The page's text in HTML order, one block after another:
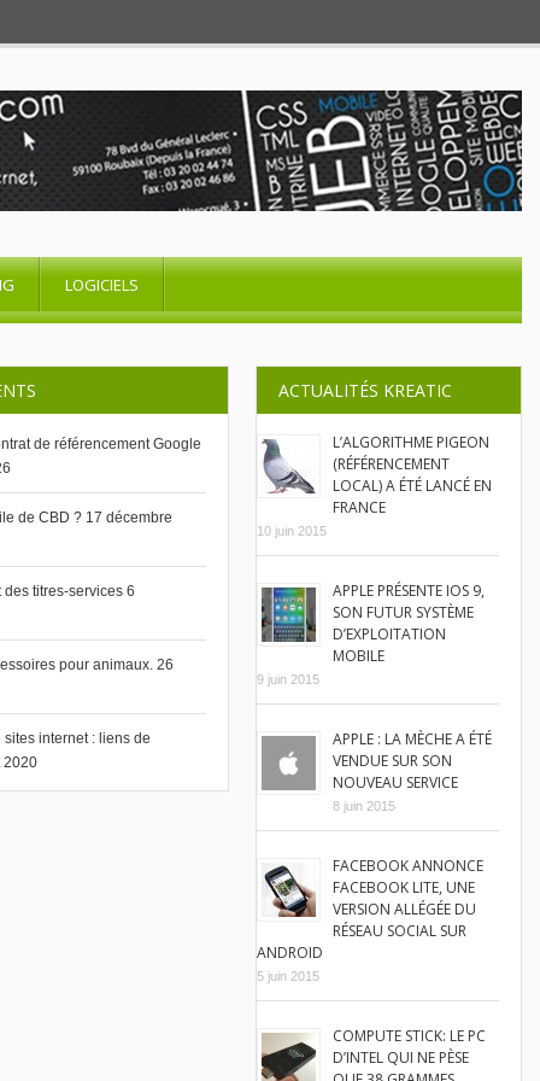
LOGICIELS
ACTUALITÉS KREATIC
L’ALGORITHME PIGEON
(RÉFÉRENCEMENT
LOCAL) A ÉTÉ LANCÉ EN
FRANCE
10 juin 2015
APPLE PRÉSENTE IOS 9,
SON FUTUR SYSTÈME
D’EXPLOITATION
MOBILE
9 juin 2015
APPLE : LA MÈCHE A ÉTÉ
VENDUE SUR SON
NOUVEAU SERVICE
8 juin 2015
FACEBOOK ANNONCE
FACEBOOK LITE, UNE
VERSION ALLÉGÉE DU
RÉSEAU SOCIAL SUR
ANDROID
5 juin 2015
COMPUTE STICK: LE PC
D’INTEL QUI NE PÈSE
de référencement Google
de CBD ? 17 décembre
des titres-services 6
pour animaux. 26
internet : liens de
2020